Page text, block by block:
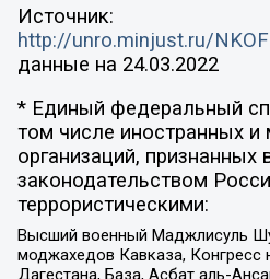
Источник:
http://unro.minjust.ru/
данные на 24.03.2022
* Единый федеральный
том числе иностранных
организаций, признанных
законодательством
террористическими:
Высший военный Маджлисуль
моджахедов Кавказа, Конгресс
Дагестана, База, Асбат аль-